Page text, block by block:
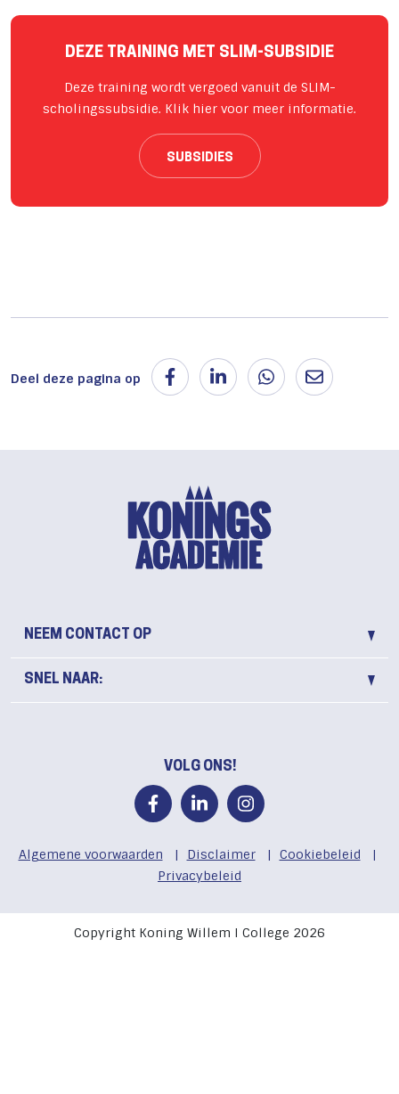
DEZE TRAINING MET SLIM-SUBSIDIE
Deze training wordt vergoed vanuit de SLIM-
scholingssubsidie. Klik hier voor meer informatie.
SUBSIDIES
Deel deze pagina op
NEEM CONTACT OP
SNEL NAAR:
VOLG ONS!
Algemene voorwaarden | Disclaimer | Cookiebeleid
|
Privacybeleid
Copyright Koning Willem I College 2026